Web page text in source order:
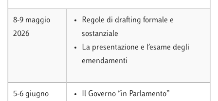
8-9 maggio
2026
Regole di drafting formale e
sostanziale
La presentazione e l’esame degli
emendamenti
5-6 giugno
Il Governo “in Parlamento”